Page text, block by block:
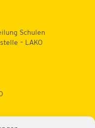
Schulen
– LAKO